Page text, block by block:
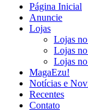
Página Inicial
Anuncie
Lojas
Lojas
Lojas
Lojas
MagaEzu!
Notícias e
Recentes
Contato